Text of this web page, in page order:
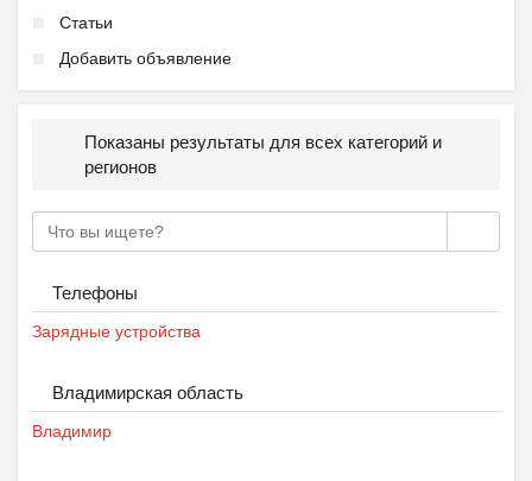
Статьи
Добавить объявление
Показаны результаты для всех категорий и
регионов
Телефоны
Зарядные устройства
Владимирская область
Владимир